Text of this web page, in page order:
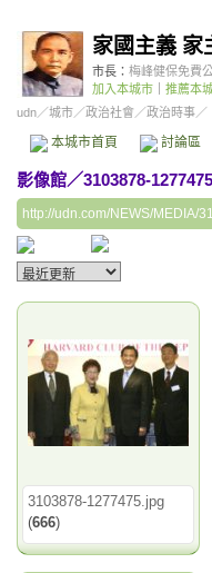
家國主義 家
市長： 梅峰健保免費
加入本城市
推薦本
udn／城市／政治社會 ／政治時事／
本城市首頁 討論區
影像館／3103878-
http://udn.com/NEWS/MEDIA/
3103878-1277475.jpg
(666)